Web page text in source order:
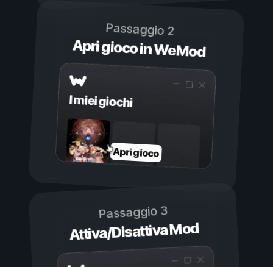
Passaggio 2
Apri gioco in WeMod
I miei giochi
Apri gioco
Passaggio 3
Attiva/Disattiva Mod